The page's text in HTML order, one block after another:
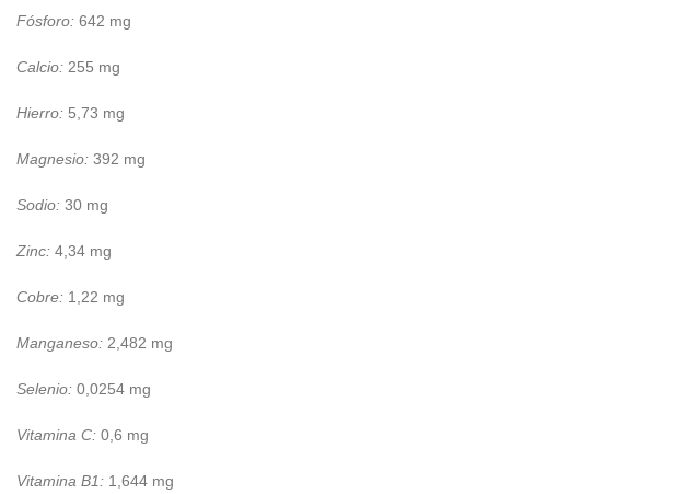
Fósforo: 642 mg
Calcio: 255 mg
Hierro: 5,73 mg
Magnesio: 392 mg
Sodio: 30 mg
Zinc: 4,34 mg
Cobre: 1,22 mg
Manganeso: 2,482 mg
Selenio: 0,0254 mg
Vitamina C: 0,6 mg
Vitamina B1: 1,644 mg